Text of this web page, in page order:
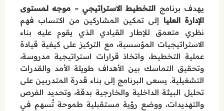
يهدف برنامج التخطيط الاستراتيجي – موجه لمستوى
الإدارة العليا إلى تمكين المشاركين من اكتساب فهم
نظري متعمق للإطار القيادي الذي يقوم عليه بناء
الاستراتيجيات المؤسسية، مع التركيز على كيفية قيادة
عملية التخطيط، واتخاذ قرارات استراتيجية مدروسة،
وتحقيق التماسك بين الأهداف طويلة الأمد والقدرات
التشغيلية. يسعى البرنامج إلى بناء قدرة المتدربين على
تحليل البيئة الداخلية والخارجية بدقة، وتحديد الفرص
والتهديدات، ووضع رؤية مستقبلية طموحة تُسهم في